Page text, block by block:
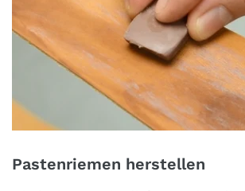
Pastenriemen herstellen